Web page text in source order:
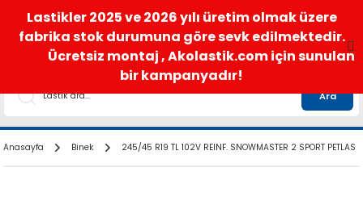
satis@akolastik.com 0 850 285 63 85
Ara
Anasayfa Binek 245/45 R19 TL 102V REINF. SNOWMASTER 2 SPORT PETLAS
Lastikler 2025 ve 2026 yılı üretim olmak üzere
fabrika stok durumuna göre sevk edilmektedir.
Ücretsiz montaj , Akolastik.com için sunulan
bir kampanyadır!